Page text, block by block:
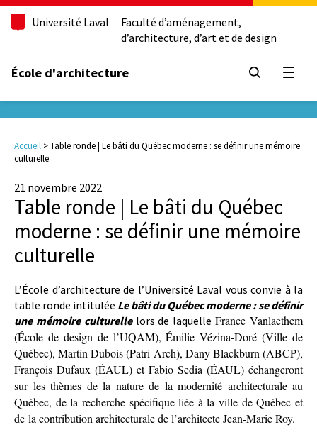
Université Laval
Faculté d’aménagement,
d’architecture, d’art et de design
École d'architecture
Accueil >Table ronde | Le bâti du Québec moderne : se définir une mémoire
culturelle
21 novembre 2022
Table ronde | Le bâti du Québec
moderne : se définir une mémoire
culturelle
L’École d’architecture de l’Université Laval vous convie à la
table ronde intitulée Le bâti du Québec moderne : se définir
une mémoire culturellelors de laquelleFrance Vanlaethem
(École de design de l’UQAM), Émilie Vézina-Doré (Ville de
Québec), Martin Dubois (Patri-Arch), Dany Blackburn (ABCP),
François Dufaux (ÉAUL) et Fabio Sedia (ÉAUL) échangeront
sur les thèmes de la nature de la modernité architecturale au
Québec, de la recherche spécifique liée à la ville de Québec et
de la contribution architecturale de l’architecte Jean-Marie Roy.